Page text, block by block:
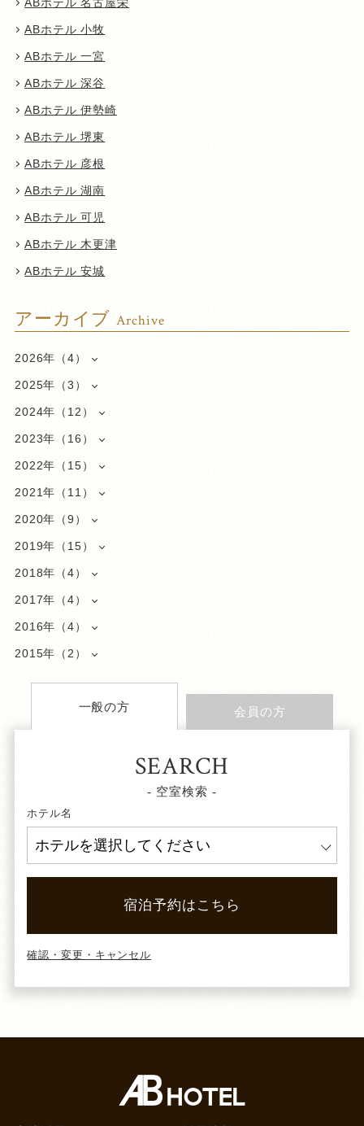
ABホテル 小牧
ABホテル 一宮
ABホテル 深谷
ABホテル 伊勢崎
ABホテル 堺東
ABホテル 彦根
ABホテル 湖南
ABホテル 可児
ABホテル 木更津
ABホテル 安城
アーカイブ Archive
2026年（4）
2025年（3）
2024年（12）
2023年（16）
2022年（15）
2021年（11）
2020年（9）
2019年（15）
2018年（4）
2017年（4）
2016年（4）
2015年（2）
一般の方 会員の方
SEARCH
- 空室検索 -
ホテル名
宿泊予約はこちら
確認・変更・キャンセル